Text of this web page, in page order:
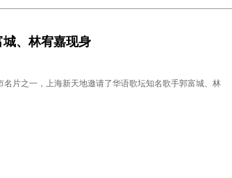
、林宥嘉现身
片之一，上海新天地邀请了华语歌坛知名歌手郭富城、林